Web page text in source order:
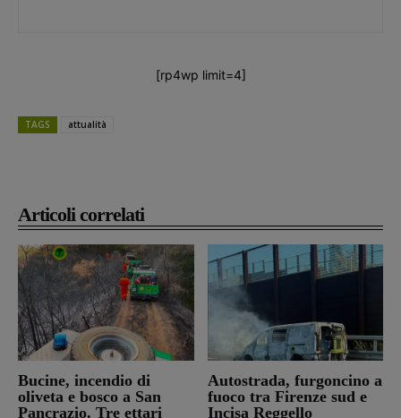
Articoli correlati
Bucine, incendio di
oliveta e bosco a San
Pancrazio. Tre ettari
Autostrada, furgoncino a
fuoco tra Firenze sud e
Incisa Reggello
[rp4wp limit=4]
TAGS attualità